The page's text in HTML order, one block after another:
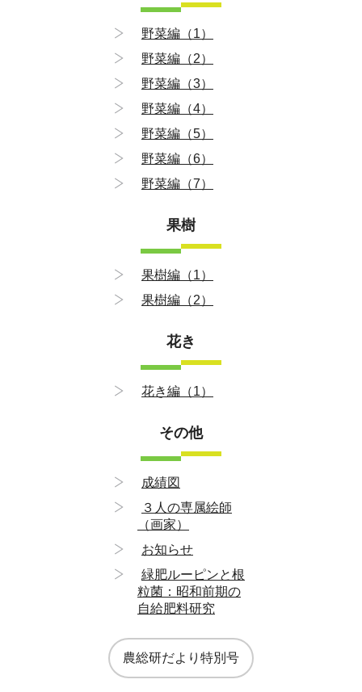
野菜編（1）
野菜編（2）
野菜編（3）
野菜編（4）
野菜編（5）
野菜編（6）
野菜編（7）
果樹
果樹編（1）
果樹編（2）
花き
花き編（1）
その他
成績図
３人の専属絵師
（画家）
お知らせ
緑肥ルーピンと根
粒菌：昭和前期の
自給肥料研究
農総研だより特別号